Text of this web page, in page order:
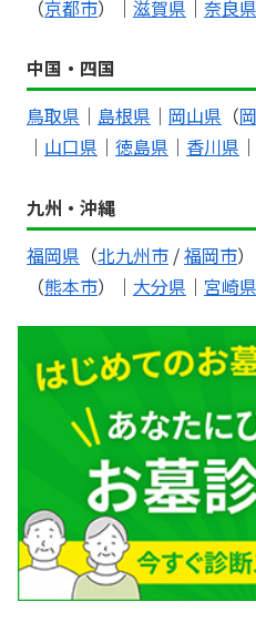
（京都市）｜ 滋賀県 ｜ 奈良県
中国・四国
鳥取県 ｜ 島根県 ｜ 岡山県 （
｜ 山口県 ｜ 徳島県 ｜ 香川県 ｜
九州・沖縄
福岡県 （北九州市 /福岡市
（熊本市）｜ 大分県 ｜ 宮崎県